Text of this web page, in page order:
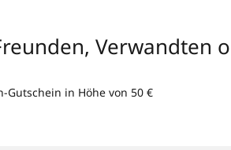
Verwandten
Gutschein in Höhe von 50 €